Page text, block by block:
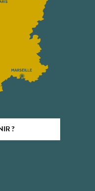
?